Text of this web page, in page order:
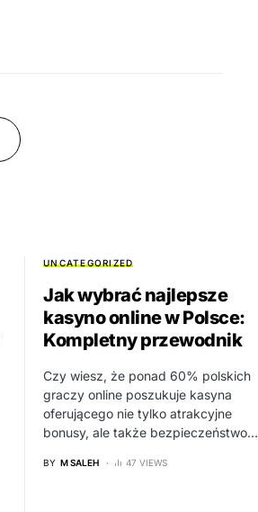
UNCATEGORIZED
Jak wybrać najlepsze
kasyno online w Polsce:
Kompletny przewodnik
Czy wiesz, że ponad 60% polskich
graczy online poszukuje kasyna
oferującego nie tylko atrakcyjne
bonusy, ale także bezpieczeństwo…
BY M SALEH 47 VIEWS